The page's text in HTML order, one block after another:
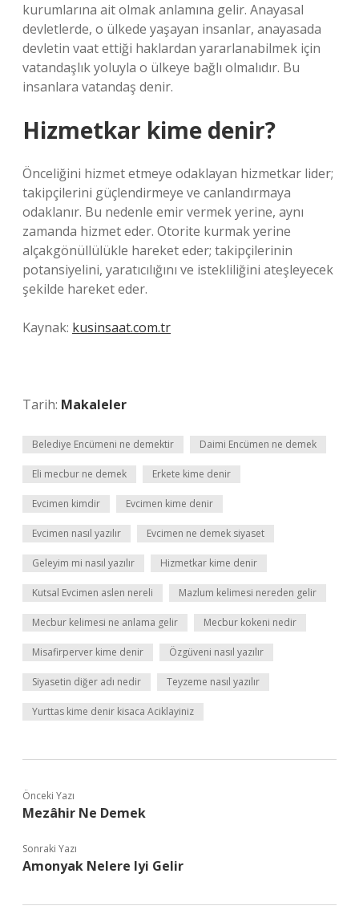
kurumlarına ait olmak anlamına gelir. Anayasal
devletlerde, o ülkede yaşayan insanlar, anayasada
devletin vaat ettiği haklardan yararlanabilmek için
vatandaşlık yoluyla o ülkeye bağlı olmalıdır. Bu
insanlara vatandaş denir.
Hizmetkar kime denir?
Önceliğini hizmet etmeye odaklayan hizmetkar lider;
takipçilerini güçlendirmeye ve canlandırmaya
odaklanır. Bu nedenle emir vermek yerine, aynı
zamanda hizmet eder. Otorite kurmak yerine
alçakgönüllülükle hareket eder; takipçilerinin
potansiyelini, yaratıcılığını ve istekliliğini ateşleyecek
şekilde hareket eder.
Kaynak: kusinsaat.com.tr
Tarih: Makaleler
Belediye Encümeni ne demektir Daimi Encümen ne demek
Eli mecbur ne demek Erkete kime denir
Evcimen kimdir Evcimen kime denir
Evcimen nasıl yazılır Evcimen ne demek siyaset
Geleyim mi nasıl yazılır Hizmetkar kime denir
Kutsal Evcimen aslen nereli Mazlum kelimesi nereden gelir
Mecbur kelimesi ne anlama gelir Mecbur kokeni nedir
Misafirperver kime denir Özgüveni nasıl yazılır
Siyasetin diğer adı nedir Teyzeme nasıl yazılır
Yurttas kime denir kisaca Aciklayiniz
Önceki Yazı
Mezâhir Ne Demek
Sonraki Yazı
Amonyak Nelere Iyi Gelir